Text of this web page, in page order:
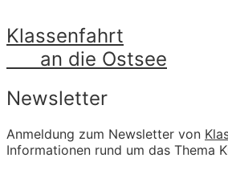
Klassenfahrt
an die Ostsee
Newsletter
Anmeldung zum Newsletter von
Informationen rund um das Thema